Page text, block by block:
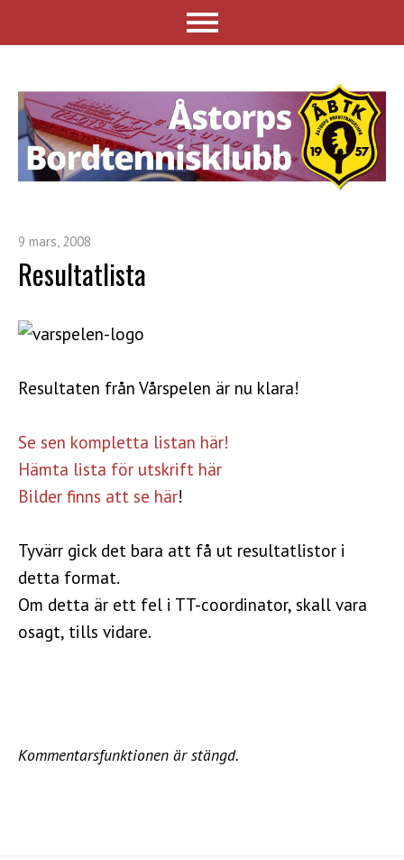
9 mars, 2008
Resultatlista
Resultaten från Vårspelen är nu klara!
Se sen kompletta listan här!
Hämta lista för utskrift här
Bilder finns att se här!
Tyvärr gick det bara att få ut resultatlistor i
detta format.
Om detta är ett fel i TT-coordinator, skall vara
osagt, tills vidare.
Kommentarsfunktionen är stängd.